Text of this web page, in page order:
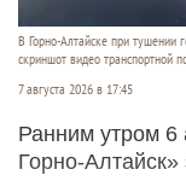
В Горно-Алтайске при тушении
скриншот видео транспортной
7 августа 2026 в 17:45
Ранним утром 6
Горно-Алтайск»